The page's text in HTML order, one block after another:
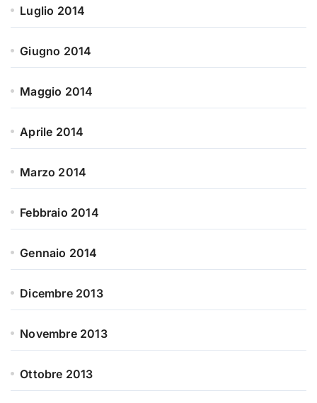
Luglio 2014
Giugno 2014
Maggio 2014
Aprile 2014
Marzo 2014
Febbraio 2014
Gennaio 2014
Dicembre 2013
Novembre 2013
Ottobre 2013